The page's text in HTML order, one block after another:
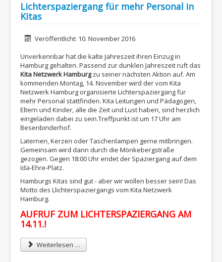
Lichterspaziergang für mehr Personal in
Kitas
DetailsVeröffentlicht: 10. November 2016
Unverkennbar hat die kalte Jahreszeit ihren Einzug in
Hamburg gehalten. Passend zur dunklen Jahreszeit ruft das
Kita Netzwerk Hamburgzu seiner nächsten Aktion auf. Am
kommenden Montag, 14. November wird der vom Kita
Netzwerk Hamburg organisierte Lichterspaziergang für
mehr Personal stattfinden. Kita Leitungen und Pädagogen,
Eltern und Kinder, alle die Zeit und Lust haben, sind herzlich
eingeladen dabei zu sein.Treffpunkt ist um 17 Uhr am
Besenbinderhof.
Laternen, Kerzen oder Taschenlampen gerne mitbringen.
Gemeinsam wird dann durch die Mönkebergstraße
gezogen. Gegen 18:00 Uhr endet der Spaziergang auf dem
Ida-Ehre-Platz.
Hamburgs Kitas sind gut - aber wir wollen besser sein! Das
Motto des Llichterspaziergangs vom Kita Netzwerk
Hamburg.
AUFRUF ZUM LICHTERSPAZIERGANG AM
14.11.!
Weiterlesen …